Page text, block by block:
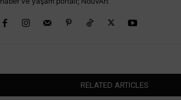
RELATED ARTICLES